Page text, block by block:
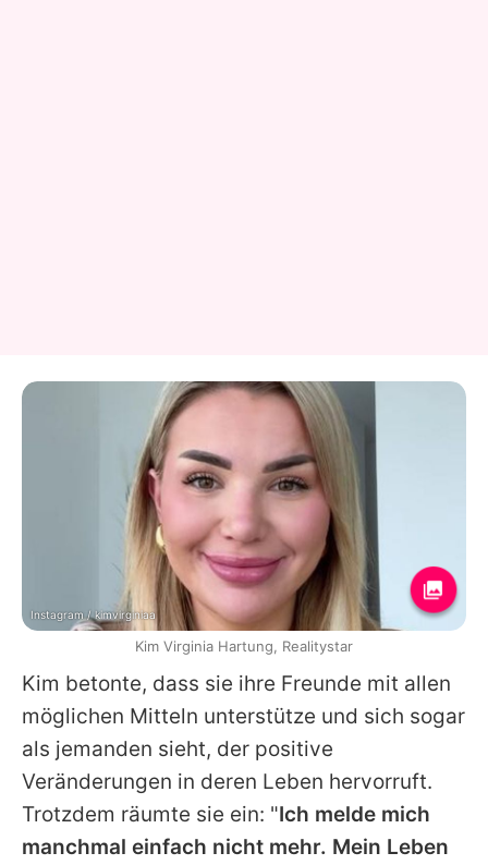
Kim betonte, dass sie ihre Freunde mit allen
möglichen Mitteln unterstütze und sich sogar
als jemanden sieht, der positive
Veränderungen in deren Leben hervorruft.
Trotzdem räumte sie ein: "Ich melde mich
manchmal einfach nicht mehr. Mein Leben
Instagram / kimvirginiaa
Kim Virginia Hartung, Realitystar